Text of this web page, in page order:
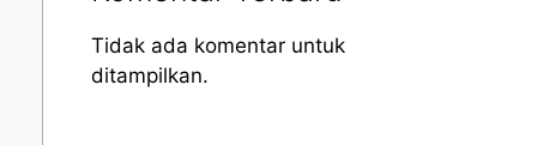
Tidak ada komentar untuk
ditampilkan.